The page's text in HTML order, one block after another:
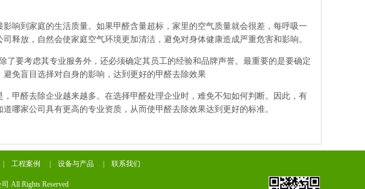
到家庭的生活质量。如果甲醛含量超标，家里的空气质量就会很差，每呼吸一
释放，自然会使家庭空气环境更加清洁，避免对身体健康造成严重危害和影响。
了要考虑其专业服务外，还必须确定其员工的经验和品牌声誉。最重要的是要确定
免盲目选择对自身的影响，达到更好的甲醛去除效果
醛去除企业越来越多。在选择甲醛处理企业时，难免不知如何判断。因此，有
哪家公司具有更高的专业资质，从而使甲醛去除效果达到更好的标准。
工程案例 设备与产品 联系我们
All Rights Reserved